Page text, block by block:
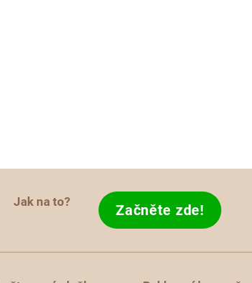
Jak na to? Začněte zde!